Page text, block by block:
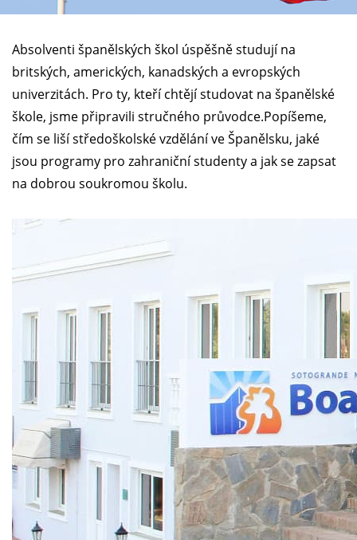
Absolventi španělských škol úspěšně studují na
britských, amerických, kanadských a evropských
univerzitách. Pro ty, kteří chtějí studovat na španělské
škole, jsme připravili stručného průvodce.Popíšeme,
čím se liší středoškolské vzdělání ve Španělsku, jaké
jsou programy pro zahraniční studenty a jak se zapsat
na dobrou soukromou školu.